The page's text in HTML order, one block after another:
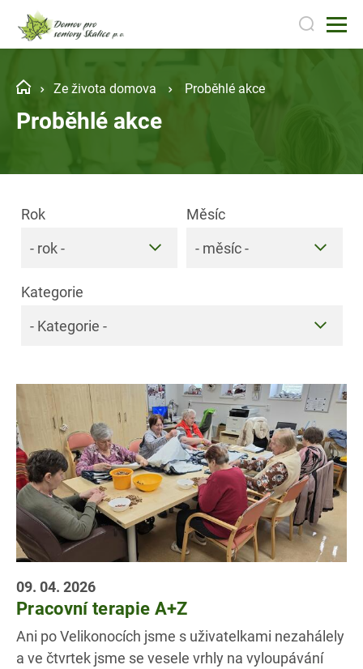
Ze života domova Proběhlé akce
Proběhlé akce
Kategorie
- Kategorie -
Rok
- rok -
Měsíc
- měsíc -
09. 04. 2026
Pracovní terapie A+Z
Ani po Velikonocích jsme s uživatelkami nezahálely
a ve čtvrtek jsme se vesele vrhly na vyloupávání